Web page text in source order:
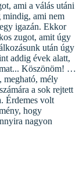
ami a válás utáni
mindig, ami nem
igazán. Ekkor
zugot, amit úgy
után úgy
addig évek alatt,
Köszönöm! …
megható, mély
a sok rejtett
Érdemes volt
hogy
nagyon